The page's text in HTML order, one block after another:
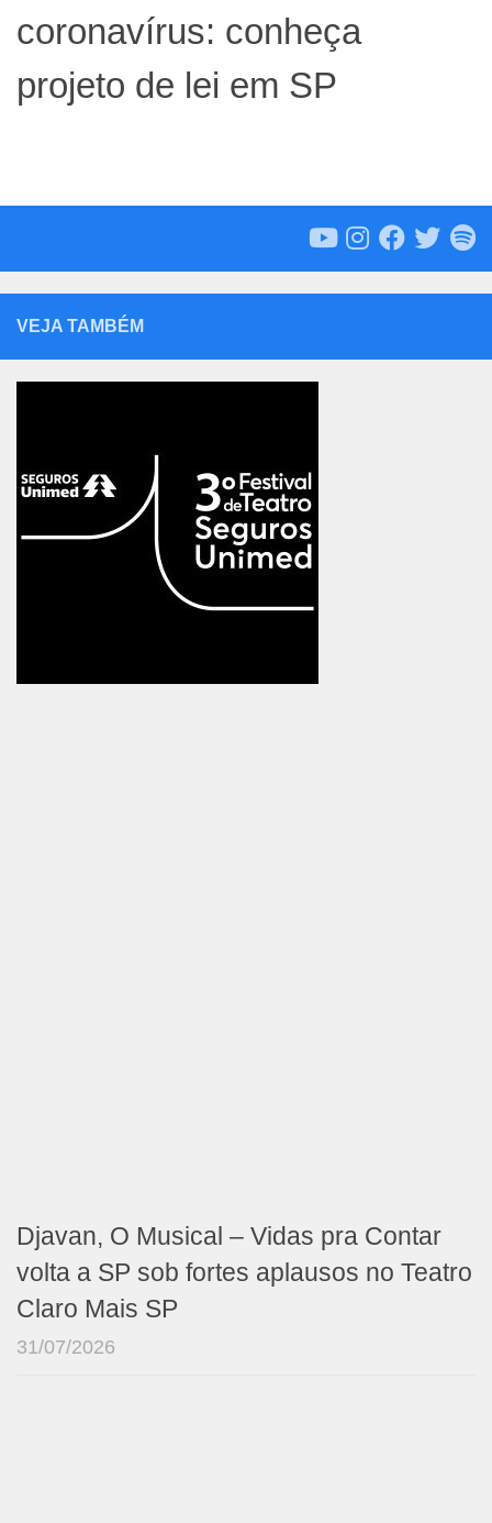
coronavírus: conheça
projeto de lei em SP
VEJA TAMBÉM
Djavan, O Musical – Vidas pra Contar
volta a SP sob fortes aplausos no Teatro
Claro Mais SP
31/07/2026